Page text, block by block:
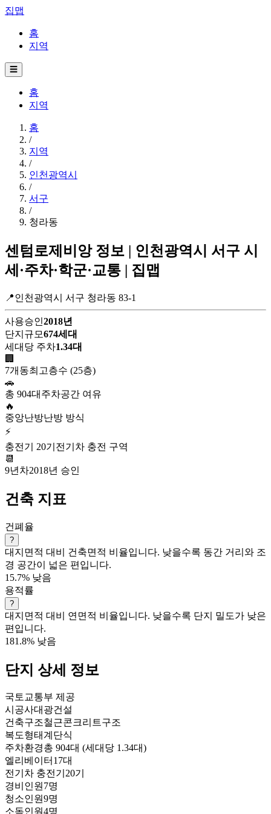
집맵
홈
지역
☰
홈
지역
홈
/
지역
/
인천광역시
/
서구
/
청라동
센텀로제비앙 정보 | 인천광역시 서구 시
세·주차·학군·교통 | 집맵
📍인천광역시 서구 청라동 83-1
사용승인2018년
단지규모674세대
세대당 주차1.34대
🏢
7개동최고층수 (25층)
🚗
총 904대 주차공간 여유
🔥
중앙난방난방 방식
⚡
충전기 20기 전기차 충전 구역
📆
9년차2018년 승인
건축 지표
건폐율
?
대지면적 대비 건축면적 비율입니다. 낮을수록 동간 거리와 조
경 공간이 넓은 편입니다.
15.7% 낮음
용적률
?
대지면적 대비 연면적 비율입니다. 낮을수록 단지 밀도가 낮은
편입니다.
181.8% 낮음
단지 상세 정보
국토교통부 제공
시공사대광건설
건축구조철근콘크리트구조
복도형태계단식
주차환경총 904대 (세대당 1.34대)
엘리베이터 17대
전기차 충전기 20기
경비인원7명
청소인원9명
소독인원4명